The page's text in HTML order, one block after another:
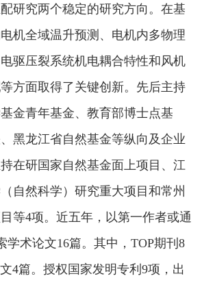
研究两个稳定的研究方向。在基
机全域温升预测、电机内多物理
驱压裂系统机电耦合特性和风机
方面取得了关键创新。先后主持
金青年基金、教育部博士点基
黑龙江省自然基金等纵向及企业
在研国家自然基金面上项目、江
自然科学）研究重大项目和常州
等4项。近五年，以第一作者或通
学术论文16篇。其中， TOP期刊 8
4篇。授权国家发明专利 9项，出